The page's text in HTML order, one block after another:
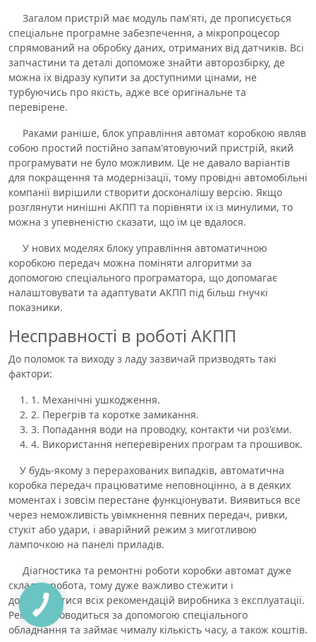
Загалом пристрій має модуль пам'яті, де прописується
спеціальне програмне забезпечення, а мікропроцесор
спрямований на обробку даних, отриманих від датчиків. Всі
запчастини та деталі допоможе знайти авторозбірку, де
можна їх відразу купити за доступними цінами, не
турбуючись про якість, адже все оригінальне та
перевірене.
Раками раніше, блок управління автомат коробкою являв
собою простий постійно запам'ятовуючий пристрій, який
програмувати не було можливим. Це не давало варіантів
для покращення та модернізації, тому провідні автомобільні
компанії вирішили створити досконалішу версію. Якщо
розглянути нинішні АКПП та порівняти їх із минулими, то
можна з упевненістю сказати, що їм це вдалося.
У нових моделях блоку управління автоматичною
коробкою передач можна поміняти алгоритми за
допомогою спеціального програматора, що допомагає
налаштовувати та адаптувати АКПП під більш гнучкі
показники.
Несправності в роботі АКПП
До поломок та виходу з ладу зазвичай призводять такі
фактори:
1. Механічні ушкодження.
2. Перегрів та коротке замикання.
3. Попадання води на проводку, контакти чи роз'єми.
4. Використання неперевірених програм та прошивок.
У будь-якому з перерахованих випадків, автоматична
коробка передач працюватиме неповноцінно, а в деяких
моментах і зовсім перестане функціонувати. Виявиться все
через неможливість увімкнення певних передач, ривки,
стукіт або удари, і аварійний режим з миготливою
лампочкою на панелі приладів.
Діагностика та ремонтні роботи коробки автомат дуже
складна робота, тому дуже важливо стежити і
дотримуватися всіх рекомендацій виробника з експлуатації.
Ремонт проводиться за допомогою спеціального
обладнання та займає чималу кількість часу, а також коштів.